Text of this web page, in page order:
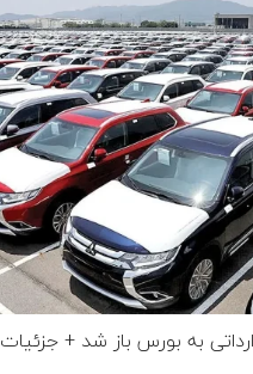
به بورس باز شد + جزئیات